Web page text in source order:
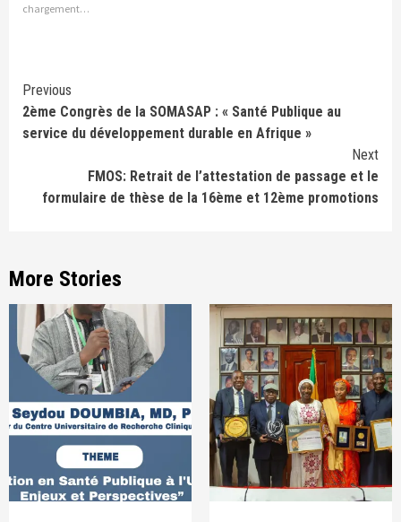
chargement…
Continue
Reading
Previous
2ème Congrès de la SOMASAP : « Santé Publique au
service du développement durable en Afrique »
Next
FMOS: Retrait de l’attestation de passage et le
formulaire de thèse de la 16ème et 12ème promotions
More Stories